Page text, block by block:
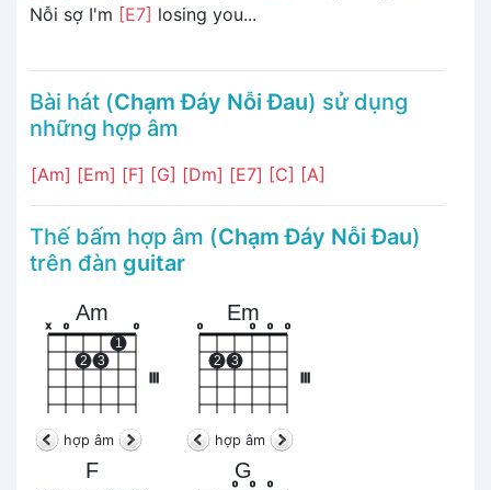
Nỗi sợ I'm [E7] losing you...
Bài hát (Chạm Đáy Nỗi Đau) sử dụng
những hợp âm
[Am] [Em] [F] [G] [Dm] [E7] [C] [A]
Thế bấm hợp âm (Chạm Đáy Nỗi Đau)
trên đàn guitar
Am
x o
2 3
1
o
hợp âm
Em
o
2 3
o o o
hợp âm
F G
o o o